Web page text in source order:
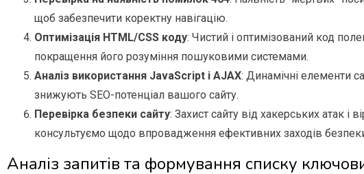
щоб забезпечити коректну навігацію.
Оптимізація HTML/CSS коду: Чистий і оптимізований код
покращення його розуміння пошуковими системами.
Аналіз використання JavaScript і AJAX: Динамічні елементи
знижують SEO-потенціал вашого сайту.
Перевірка безпеки сайту: Захист сайту від хакерських атак
консультуємо щодо впровадження ефективних заходів
Аналіз запитів та формування списку